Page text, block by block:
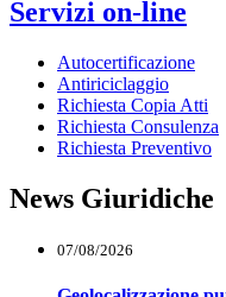
Servizi on-line
Autocertificazione
Antiriciclaggio
Richiesta Copia Atti
Richiesta Consulenza
Richiesta Preventivo
News Giuridiche
07/08/2026